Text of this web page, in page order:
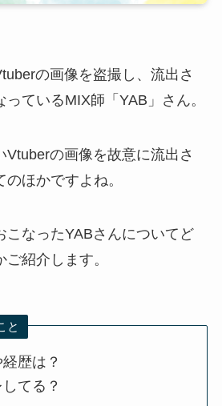
の画像を盗撮し、流出さ
ているMIX師「YAB」さん。
Vtuberの画像を故意に流出さ
ほかですよね。
こなったYABさんについてど
紹介します。
と
歴は？
てる？